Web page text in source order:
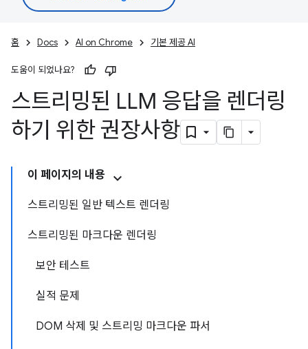
홈 Docs AI on Chrome 기본 제공 AI
도움이 되었나요?
스트리밍된 LLM 응답을 렌더링
하기 위한 권장사항
이 페이지의 내용
스트리밍된 일반 텍스트 렌더링
스트리밍된 마크다운 렌더링
보안 테스트
실적 문제
DOM 삭제 및 스트리밍 마크다운 파서